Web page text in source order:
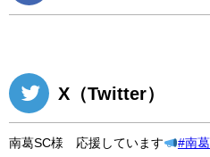
X（Twitter）
南葛SC様 応援しています #南